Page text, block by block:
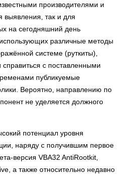
производителями и
выявления, так и для
на сегодняшний день
различные методы
системе (руткиты),
с поставленными
публикуемые
Вероятно, направлению по
не уделяется должного
потенциал уровня
наряду с получившим первое
версия VBA32 AntiRootkit,
а также относительно недавно